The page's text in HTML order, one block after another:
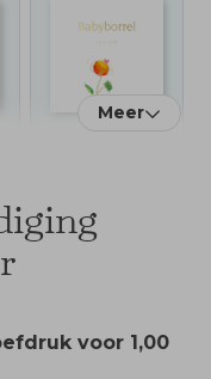
Meer
voor 1,00